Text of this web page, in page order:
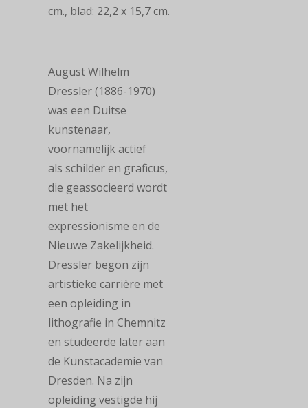
cm., blad: 22,2 x 15,7 cm.
August Wilhelm
Dressler (1886-1970)
was een Duitse
kunstenaar,
voornamelijk actief
als schilder en graficus,
die geassocieerd wordt
met het
expressionisme en de
Nieuwe Zakelijkheid.
Dressler begon zijn
artistieke carrière met
een opleiding in
lithografie in Chemnitz
en studeerde later aan
de Kunstacademie van
Dresden. Na zijn
opleiding vestigde hij